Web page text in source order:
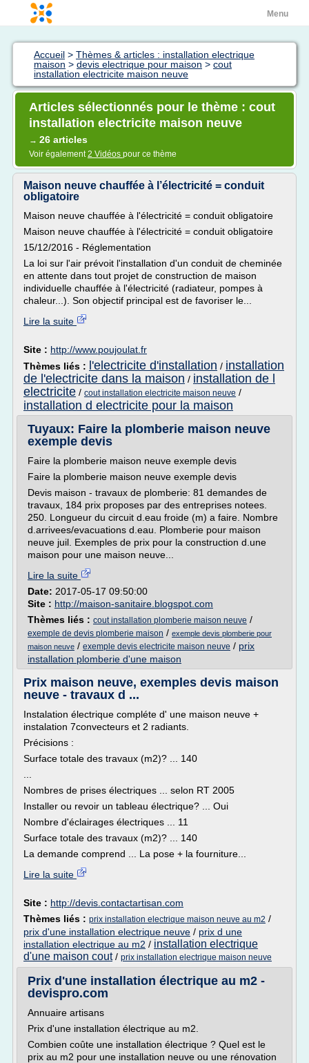
Menu
Accueil > Thèmes & articles : installation electrique
maison > devis electrique pour maison > cout
installation electricite maison neuve
Articles sélectionnés pour le thème : cout
installation electricite maison neuve
→ 26 articles
Voir également2 Vidéos pour ce thème
Maison neuve chauffée à l’électricité = conduit
obligatoire
Maison neuve chauffée à l'électricité = conduit obligatoire
Maison neuve chauffée à l'électricité = conduit obligatoire
15/12/2016 - Réglementation
La loi sur l'air prévoit l'installation d'un conduit de cheminée
en attente dans tout projet de construction de maison
individuelle chauffée à l'électricité (radiateur, pompes à
chaleur...). Son objectif principal est de favoriser le...
Lire la suite
Site : http://www.poujoulat.fr
Thèmes liés :
l'electricite d'installation / installation
de l'electricite dans la maison / installation de l
electricite / cout installation electricite maison neuve /
installation d electricite pour la maison
Tuyaux: Faire la plomberie maison neuve
exemple devis
Faire la plomberie maison neuve exemple devis
Faire la plomberie maison neuve exemple devis
Devis maison - travaux de plomberie: 81 demandes de
travaux, 184 prix proposes par des entreprises notees.
250. Longueur du circuit d.eau froide (m) a faire. Nombre
d.arrivees/evacuations d.eau. Plomberie pour maison
neuve juil. Exemples de prix pour la construction d.une
maison pour une maison neuve...
Lire la suite
Date: 2017-05-17 09:50:00
Site : http://maison-sanitaire.blogspot.com
Thèmes liés : cout installation plomberie maison neuve /
exemple de devis plomberie maison / exemple devis plomberie pour
maison neuve / exemple devis electricite maison neuve / prix
installation plomberie d'une maison
Prix maison neuve, exemples devis maison
neuve - travaux d ...
Instalation électrique compléte d' une maison neuve +
instalation 7convecteurs et 2 radiants.
Précisions :
Surface totale des travaux (m2)? ... 140
Nombres de prises électriques ... selon RT 2005
Installer ou revoir un tableau électrique? ... Oui
Nombre d'éclairages électriques ... 11
Surface totale des travaux (m2)? ... 140
La demande comprend ... La pose + la fourniture...
Lire la suite
Site : http://devis.contactartisan.com
Thèmes liés : prix installation electrique maison neuve au m2 /
prix d'une installation electrique neuve / prix d une
installation electrique au m2 / installation electrique
d'une maison cout/ prix installation electrique maison neuve
Prix d'une installation électrique au m2 -
devispro.com
Annuaire artisans
Prix d'une installation électrique au m2.
Combien coûte une installation électrique ? Quel est le
prix au m2 pour une installation neuve ou une rénovation